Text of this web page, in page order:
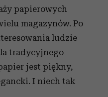
papierowych
magazynów. Po
ludzie
tradycyjnego
jest piękny,
I niech tak